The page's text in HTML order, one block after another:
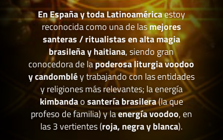
En España y toda Latinoaméricaestoy
reconocida como una de lasmejores
santeras / ritualistas en alta magia
brasileña y haitiana, siendo gran
conocedora de lapoderosa liturgia voodoo
y candombléy trabajando con las entidades
y religiones más relevantes; la energía
kimbandaosantería brasilera(la que
profeso de familia) y laenergía voodoo, en
las 3 vertientes (roja, negra y blanca).